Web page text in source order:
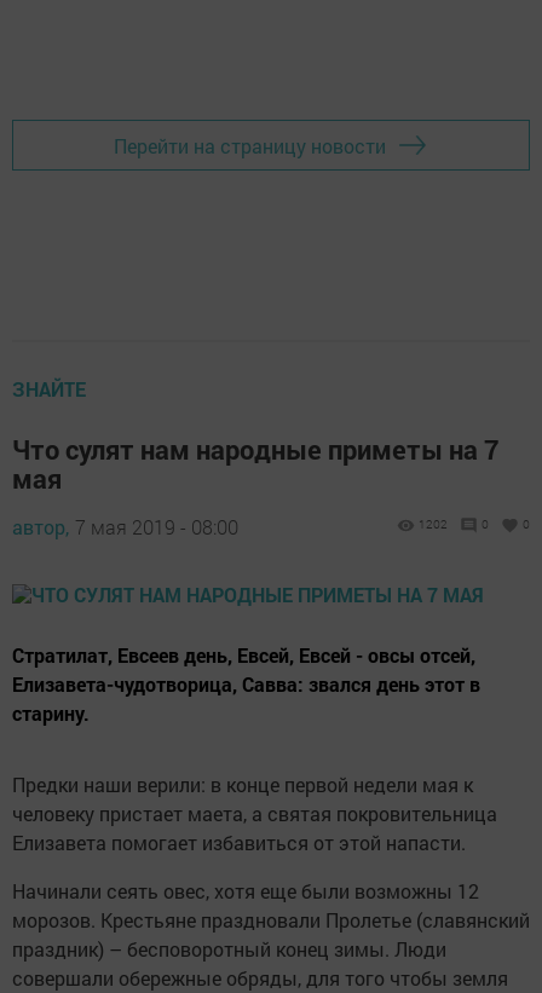
Перейти на страницу новости
ЗНАЙТЕ
Что сулят нам народные приметы на 7
мая
автор, 7 мая 2019 - 08:00 1202 0 0
Стратилат, Евсеев день, Евсей, Евсей - овсы отсей,
Елизавета-чудотворица, Савва: звался день этот в
старину.
Предки наши верили: в конце первой недели мая к
человеку пристает маета, а святая покровительница
Елизавета помогает избавиться от этой напасти.
Начинали сеять овес, хотя еще были возможны 12
морозов. Крестьяне праздновали Пролетье (славянский
праздник) – бесповоротный конец зимы. Люди
совершали обережные обряды, для того чтобы земля